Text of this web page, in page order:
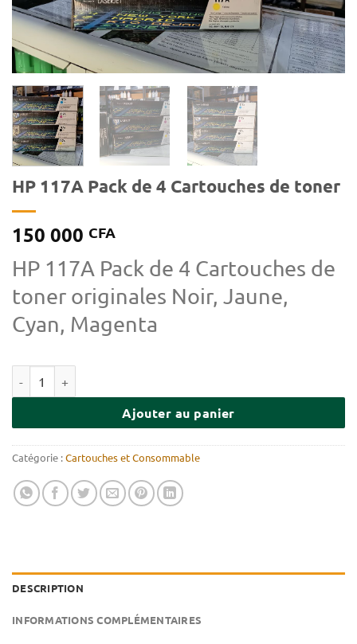
HP 117A Pack de 4 Cartouches de toner
150 000 CFA
HP 117A Pack de 4 Cartouches de
toner originales Noir, Jaune,
Cyan, Magenta
Ajouter au panier
Catégorie :Cartouches et Consommable
DESCRIPTION
INFORMATIONS COMPLÉMENTAIRES